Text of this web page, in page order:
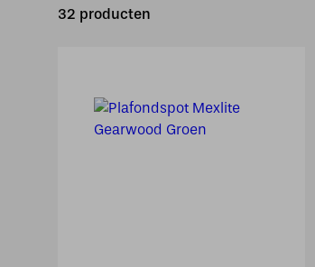
32 producten